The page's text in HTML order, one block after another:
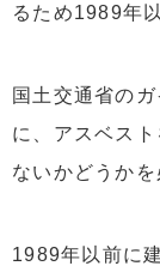
るため1989年
国土交通省の
に、アスベス
ないかどうか
1989年以前に